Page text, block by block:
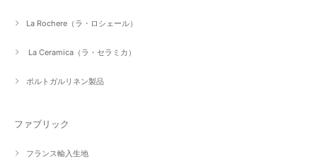
La Rochere（ラ・ロシェール）
La Ceramica（ラ・セラミカ）
ポルトガルリネン製品
ファブリック
フランス輸入生地